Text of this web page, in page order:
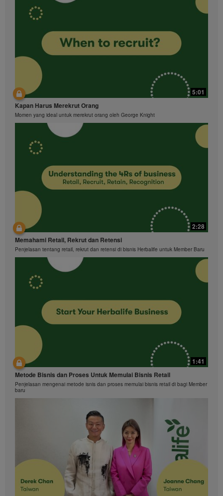
5:01
Kapan Harus Merekrut Orang
Momen yang ideal untuk merekrut orang oleh George Knight
2:28
Memahami Retail, Rekrut dan Retensi
Penjelasan tentang retail, rekrut dan retensi di bisnis Herbalife untuk Member Baru
1:41
Metode Bisnis dan Proses Untuk Memulai Bisnis Retail
Penjelasan mengenai metode isnis dan proses memulai bisnis retail di bagi Member
baru